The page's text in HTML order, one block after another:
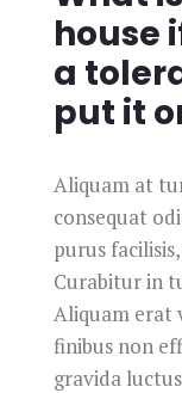
house
a
put it
Aliquam at
consequat
purus
Curabitur in
Aliquam erat
finibus non
gravida